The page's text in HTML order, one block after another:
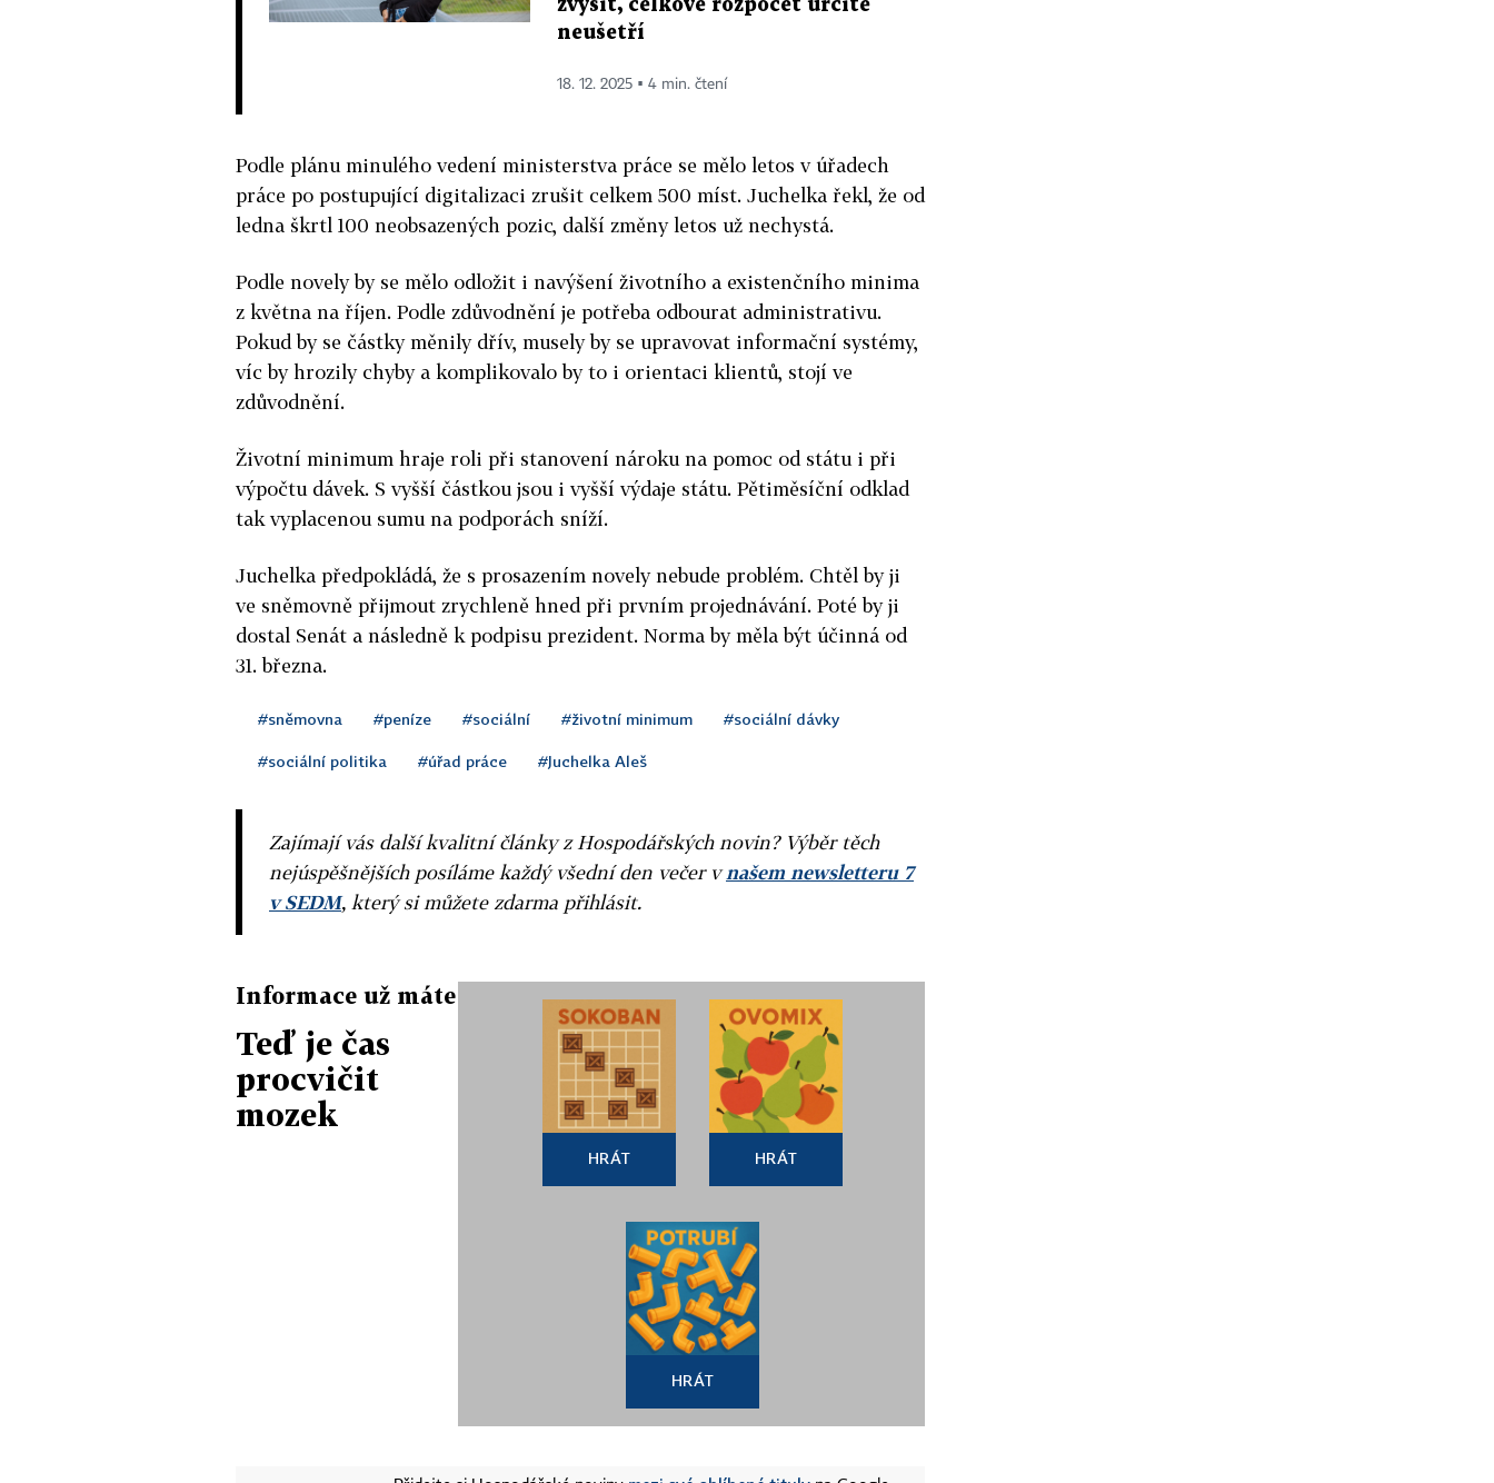
zvýšit, celkově rozpočet určitě
neušetří
18. 12. 2025 ▪ 4 min. čtení
Podle plánu minulého vedení ministerstva práce se mělo letos v úřadech
práce po postupující digitalizaci zrušit celkem 500 míst. Juchelka řekl, že od
ledna škrtl 100 neobsazených pozic, další změny letos už nechystá.
Podle novely by se mělo odložit i navýšení životního a existenčního minima
z května na říjen. Podle zdůvodnění je potřeba odbourat administrativu.
Pokud by se částky měnily dřív, musely by se upravovat informační systémy,
víc by hrozily chyby a komplikovalo by to i orientaci klientů, stojí ve
zdůvodnění.
Životní minimum hraje roli při stanovení nároku na pomoc od státu i při
výpočtu dávek. S vyšší částkou jsou i vyšší výdaje státu. Pětiměsíční odklad
tak vyplacenou sumu na podporách sníží.
Juchelka předpokládá, že s prosazením novely nebude problém. Chtěl by ji
ve sněmovně přijmout zrychleně hned při prvním projednávání. Poté by ji
dostal Senát a následně k podpisu prezident. Norma by měla být účinná od
31. března.
#sněmovna #peníze #sociální #životní minimum #sociální dávky
#sociální politika #úřad práce #Juchelka Aleš
Zajímají vás další kvalitní články z Hospodářských novin? Výběr těch
nejúspěšnějších posíláme každý všední den večer vnašem newsletteru 7
v SEDM, který si můžete zdarma přihlásit.
Informace už máte
Teď je čas
procvičit
mozek
HRÁT HRÁT
HRÁT